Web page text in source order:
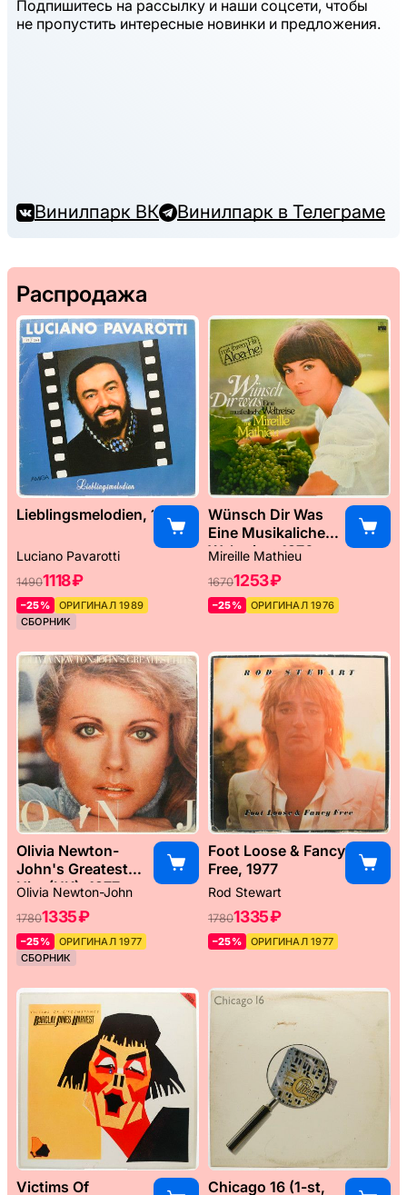
Подпишитесь на рассылку и наши соцсети, чтобы
не пропустить интересные новинки и предложения.
Винилпарк ВК Винилпарк в Телеграме
Распродажа
Lieblingsmelodien, 1989
Luciano Pavarotti
14901118 ₽
–25%
ОРИГИНАЛ 1989
СБОРНИК
Wünsch Dir Was
Eine Musikaliche
Weltreise, 1976
Mireille Mathieu
16701253 ₽
–25% ОРИГИНАЛ 1976
Olivia Newton-
John's Greatest
Hits (UK), 1977
Olivia Newton-John
17801335 ₽
–25%
ОРИГИНАЛ 1977
СБОРНИК
Foot Loose & Fancy
Free, 1977
Rod Stewart
17801335 ₽
–25% ОРИГИНАЛ 1977
Victims Of Chicago 16 (1-st,